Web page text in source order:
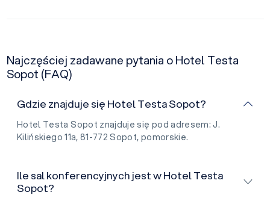
Najczęściej zadawane pytania o Hotel Testa
Sopot (FAQ)
Gdzie znajduje się Hotel Testa Sopot?
Hotel Testa Sopot znajduje się pod adresem: J.
Kilińskiego 11a, 81-772 Sopot, pomorskie.
Ile sal konferencyjnych jest w Hotel Testa
Sopot?